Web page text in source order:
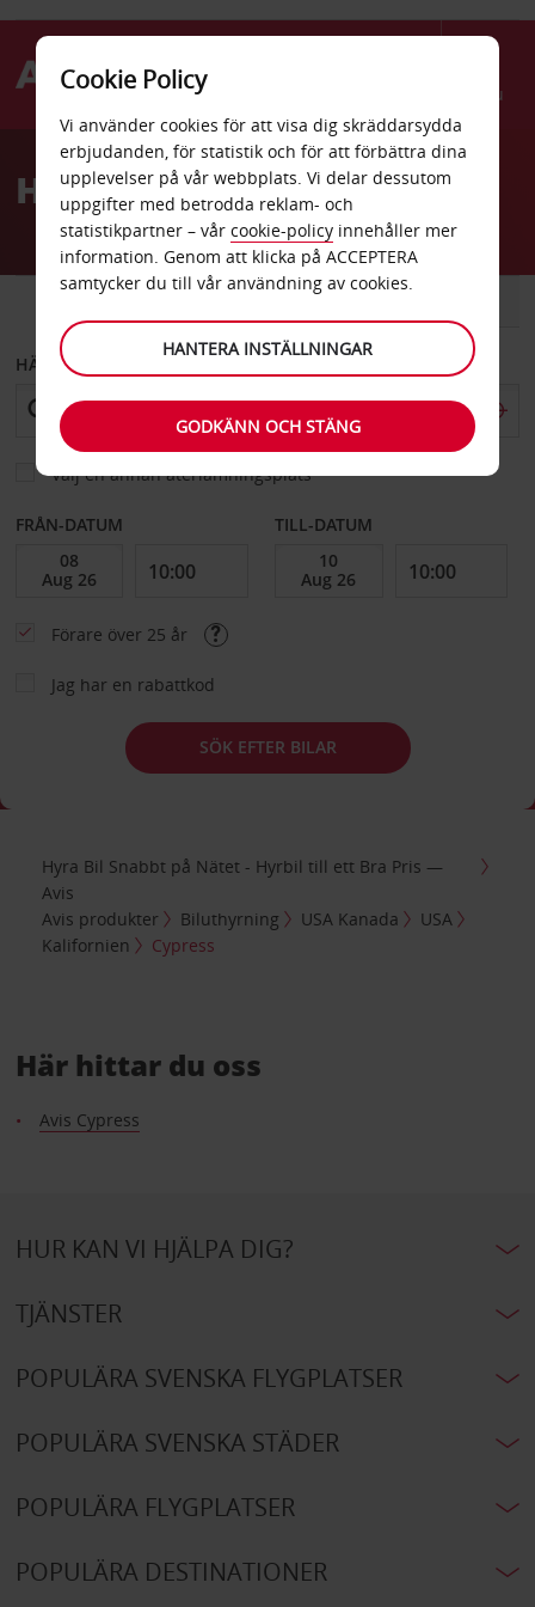
Menu
AvisHyrbil Cypress
BIL
HÄMTA FRÅN
Välj en annan återlämningsplats
FRÅN-DATUM TILL-DATUM
Förare över 25 år
Jag har en rabattkod
SÖK EFTER BILAR
Hyra Bil Snabbt på Nätet - Hyrbil till ett Bra Pris —
Avis
Avis produkter
Biluthyrning USA Kanada
USA
Kalifornien
Cypress
Här hittar du oss
Avis Cypress
HUR KAN VI HJÄLPA DIG?
TJÄNSTER
POPULÄRA SVENSKA FLYGPLATSER
POPULÄRA SVENSKA STÄDER
POPULÄRA FLYGPLATSER
POPULÄRA DESTINATIONER
Cookie Policy
Vi använder cookies för att visa dig skräddarsydda
erbjudanden, för statistik och för att förbättra dina
upplevelser på vår webbplats. Vi delar dessutom
uppgifter med betrodda reklam- och
statistikpartner – vår cookie-policy innehåller mer
information. Genom att klicka på ACCEPTERA
samtycker du till vår användning av cookies.
HANTERA INSTÄLLNINGAR
GODKÄNN OCH STÄNG